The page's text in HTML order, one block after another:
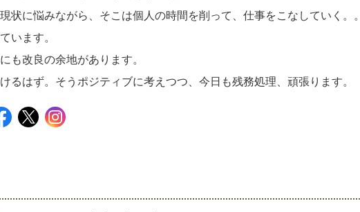
状に悩みながら、そこは個人の時間を削って、仕事をこなしていく。。
います。
も改良の余地があります。
るはず。そうポジティブに考えつつ、今日も残務処理、頑張ります。